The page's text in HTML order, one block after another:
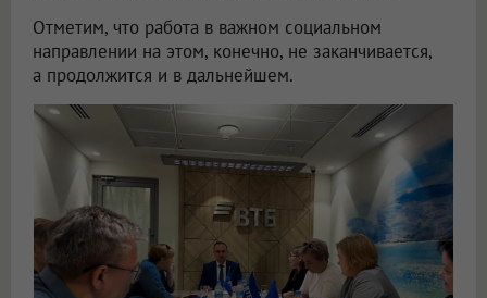
Отметим, что работа в важном социальном
направлении на этом, конечно, не заканчивается,
а продолжится и в дальнейшем.